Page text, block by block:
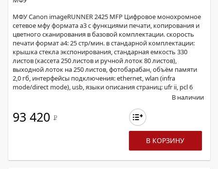
МФУ Canon imageRUNNER 2425 MFP Цифровое монохромное
сетевое мфу формата а3 с функциями печати, копирования и
цветного сканирования в базовой комплектации. скорость
печати формат а4: 25 стр/мин. в стандарной комплектации:
крышка стекла экспонирования, стандарная емкость 330
листов (кассета 250 листов и ручной лоток 80 листов),
выходной лоток на 250 листов, фотобарабан, объём памяти
2,0 гб, интерфейсы подключения: ethernet, wlan (infra
mode/direct mode), usb, языки описания страниц: ufr ii, pcl 6
В наличии
93 420 Р
В КОРЗИНУ